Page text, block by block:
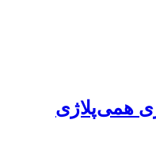
همی‌پلاژی